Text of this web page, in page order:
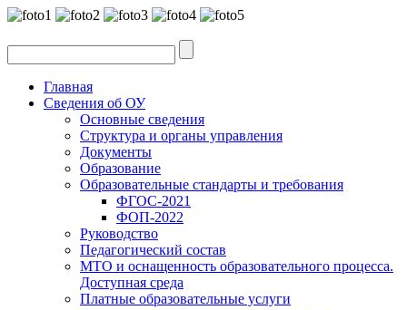
Главная
Сведения об ОУ
Основные сведения
Структура и органы управления
Документы
Образование
Образовательные стандарты и требования
ФГОС-2021
ФОП-2022
Руководство
Педагогический состав
МТО и оснащенность образовательного процесса.
Доступная среда
Платные образовательные услуги